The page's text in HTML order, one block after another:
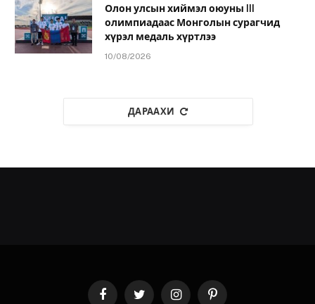
Олон улсын хиймэл оюуны III
олимпиадаас Монголын сурагчид
хүрэл медаль хүртлээ
10/08/2026
ДАРААХИ
FacebookTwitter InstagramPinterest